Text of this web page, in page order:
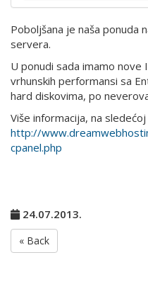
Poboljšana je naša ponuda
servera.
U ponudi sada imamo
vrhunskih performansi sa
hard diskovima, po
Više informacija, na sledećoj
http://
cpanel.php
24.07.2013.
« Back